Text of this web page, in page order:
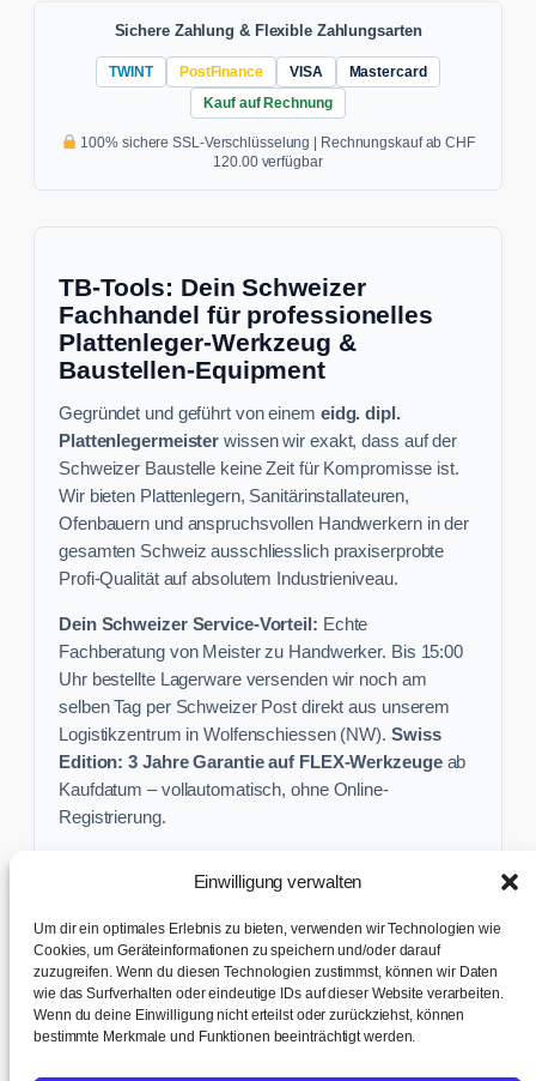
Einwilligung verwalten
Um dir ein optimales Erlebnis zu bieten, verwenden wir Technologien wie
Cookies, um Geräteinformationen zu speichern und/oder darauf
zuzugreifen. Wenn du diesen Technologien zustimmst, können wir Daten
wie das Surfverhalten oder eindeutige IDs auf dieser Website verarbeiten.
Wenn du deine Einwilligung nicht erteilst oder zurückziehst, können
bestimmte Merkmale und Funktionen beeinträchtigt werden.
Sichere Zahlung & Flexible Zahlungsarten
TWINT PostFinance VISA
Mastercard
Kauf auf Rechnung
100% sichere SSL-Verschlüsselung | Rechnungskauf ab CHF
120.00 verfügbar
TB-Tools: Dein Schweizer
Fachhandel für professionelles
Plattenleger-Werkzeug &
Baustellen-Equipment
Gegründet und geführt von einem eidg. dipl.
Plattenlegermeister wissen wir exakt, dass auf der
Schweizer Baustelle keine Zeit für Kompromisse ist.
Wir bieten Plattenlegern, Sanitärinstallateuren,
Ofenbauern und anspruchsvollen Handwerkern in der
gesamten Schweiz ausschliesslich praxiserprobte
Profi-Qualität auf absolutem Industrieniveau.
Dein Schweizer Service-Vorteil: Echte
Fachberatung von Meister zu Handwerker. Bis 15:00
Uhr bestellte Lagerware versenden wir noch am
selben Tag per Schweizer Post direkt aus unserem
Logistikzentrum in Wolfenschiessen (NW). Swiss
Edition: 3 Jahre Garantie auf FLEX-Werkzeugeab
Kaufdatum – vollautomatisch, ohne Online-
Registrierung.
Sichere dir exklusive Angebote und praktische
Baustellen-Tipps direkt in dein Postfach.
✉ Zur Anmeldung